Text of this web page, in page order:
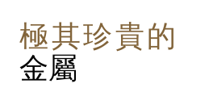
極其珍貴的
金屬